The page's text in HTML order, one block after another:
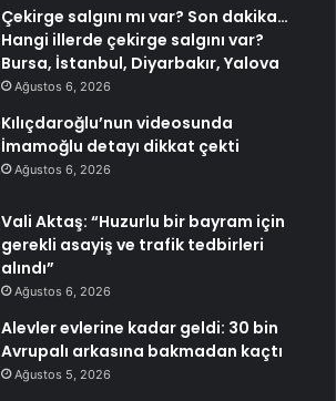
Çekirge salgını mı var? Son dakika…
Hangi illerde çekirge salgını var?
Bursa, İstanbul, Diyarbakır, Yalova
Ağustos 6, 2026
Kılıçdaroğlu’nun videosunda
İmamoğlu detayı dikkat çekti
Ağustos 6, 2026
Vali Aktaş: “Huzurlu bir bayram için
gerekli asayiş ve trafik tedbirleri
alındı”
Ağustos 6, 2026
Alevler evlerine kadar geldi: 30 bin
Avrupalı arkasına bakmadan kaçtı
Ağustos 5, 2026